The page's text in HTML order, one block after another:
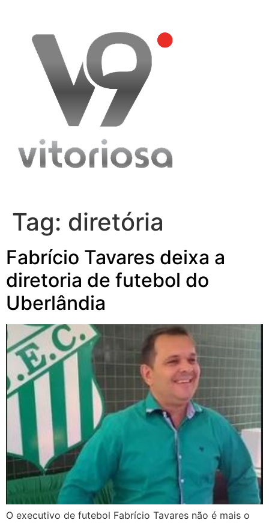
content
Tag: diretória
Fabrício Tavares deixa a
diretoria de futebol do
Uberlândia
O executivo de futebol Fabrício Tavares não é mais o